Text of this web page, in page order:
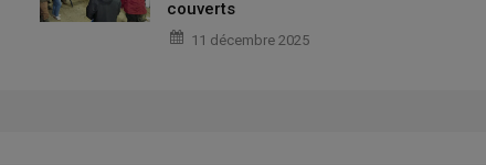
couverts
11 décembre 2025